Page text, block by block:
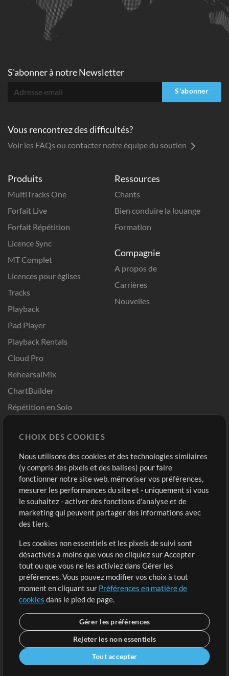
Produits
MultiTracks One
Forfait Live
Forfait Répétition
Licence Sync
MT Complet
Licences pour églises
Tracks
Playback
Pad Player
Playback Rentals
Cloud Pro
RehearsalMix
ChartBuilder
Répétition en Solo
Modèles ProPresenter
Sons
Ressources
Chants
Bien conduire la louange
Formation
Compagnie
A propos de
Carrières
Nouvelles
Boutique
Acheter des crédits
Contenu gratuit
Demander les pistes
Extras
Sessions
Soumettre votre contenu
Listes de lecture
Conférence MT
Compte
Connexion
S'inscrire
S'abonner à notre Newsletter
S'abonner
Vous rencontrez des difficultés?
Voir les FAQs ou contacter notre équipe du soutien
CHOIX DES COOKIES
Nous utilisons des cookies et des technologies similaires
(y compris des pixels et des balises) pour faire
fonctionner notre site web, mémoriser vos préférences,
mesurer les performances du site et - uniquement si vous
le souhaitez - activer des fonctions d'analyse et de
marketing qui peuvent partager des informations avec
des tiers.
Les cookies non essentiels et les pixels de suivi sont
désactivés à moins que vous ne cliquiez sur Accepter
tout ou que vous ne les activiez dans Gérer les
préférences. Vous pouvez modifier vos choix à tout
moment en cliquant sur Préférences en matière de
cookies dans le pied de page.
Gérer les préférences
Rejeter les non essentiels
Tout accepter